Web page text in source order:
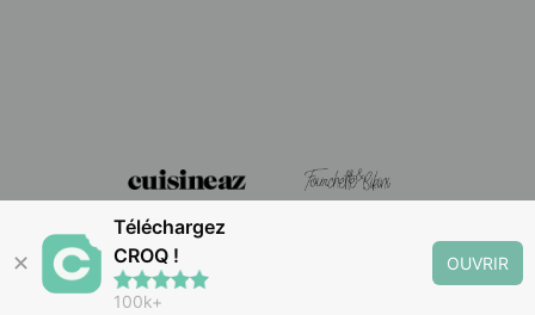
✕
Téléchargez
CROQ !
100k+
OUVRIR